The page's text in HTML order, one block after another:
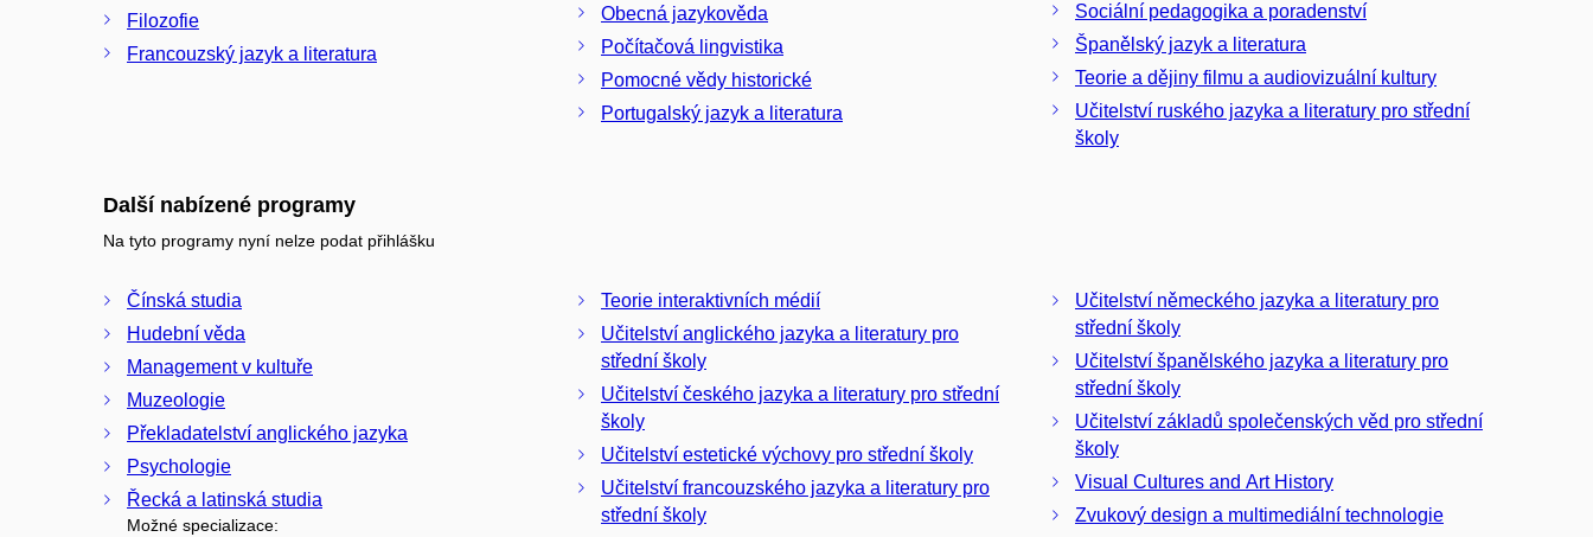
Filozofie
Francouzský jazyk a literatura
Obecná jazykověda
Počítačová lingvistika
Pomocné vědy historické
Portugalský jazyk a literatura
Sociální pedagogika a poradenství
Španělský jazyk a literatura
Teorie a dějiny filmu a audiovizuální kultury
Učitelství ruského jazyka a literatury pro střední
školy
Další nabízené programy
Na tyto programy nyní nelze podat přihlášku
Čínská studia
Hudební věda
Management v kultuře
Muzeologie
Překladatelství anglického jazyka
Psychologie
Řecká a latinská studia
Možné specializace:
Teorie interaktivních médií
Učitelství anglického jazyka a literatury pro
střední školy
Učitelství českého jazyka a literatury pro střední
školy
Učitelství estetické výchovy pro střední školy
Učitelství francouzského jazyka a literatury pro
střední školy
Učitelství německého jazyka a literatury pro
střední školy
Učitelství španělského jazyka a literatury pro
střední školy
Učitelství základů společenských věd pro střední
školy
Visual Cultures and Art History
Zvukový design a multimediální technologie